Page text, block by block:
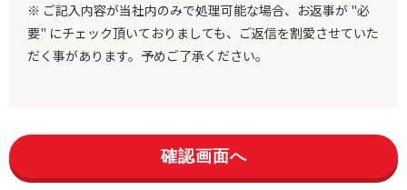
※ ご記入内容が当社内のみで処理可能な場合、お返事が "必
要" にチェック頂いておりましても、ご返信を割愛させていた
だく事があります。予めご了承ください。
確認画面へ